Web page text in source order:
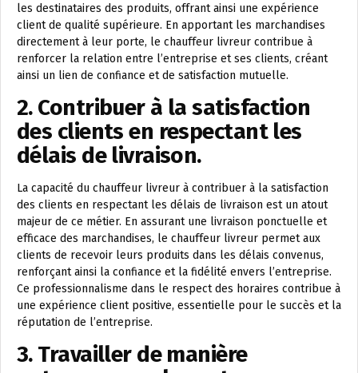
les destinataires des produits, offrant ainsi une expérience
client de qualité supérieure. En apportant les marchandises
directement à leur porte, le chauffeur livreur contribue à
renforcer la relation entre l’entreprise et ses clients, créant
ainsi un lien de confiance et de satisfaction mutuelle.
2. Contribuer à la satisfaction
des clients en respectant les
délais de livraison.
La capacité du chauffeur livreur à contribuer à la satisfaction
des clients en respectant les délais de livraison est un atout
majeur de ce métier. En assurant une livraison ponctuelle et
efficace des marchandises, le chauffeur livreur permet aux
clients de recevoir leurs produits dans les délais convenus,
renforçant ainsi la confiance et la fidélité envers l’entreprise.
Ce professionnalisme dans le respect des horaires contribue à
une expérience client positive, essentielle pour le succès et la
réputation de l’entreprise.
3. Travailler de manière